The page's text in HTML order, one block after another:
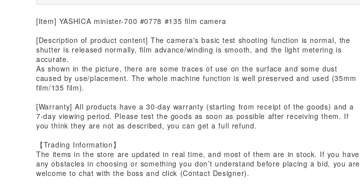
[Item] YASHICA minister-700 #0778 #135 film camera
[Description of product content] The camera's basic test shooting function is normal, the
shutter is released normally, film advance/winding is smooth, and the light metering is
accurate.
As shown in the picture, there are some traces of use on the surface and some dust
caused by use/placement. The whole machine function is well preserved and used (35mm
film/135 film).
[Warranty] All products have a 30-day warranty (starting from receipt of the goods) and a
7-day viewing period. Please test the goods as soon as possible after receiving them. If
you think they are not as described, you can get a full refund.
【Trading Information】
The items in the store are updated in real time, and most of them are in stock. If you have
any obstacles in choosing or something you don’t understand before placing a bid, you are
welcome to chat with the boss and click (Contact Designer).